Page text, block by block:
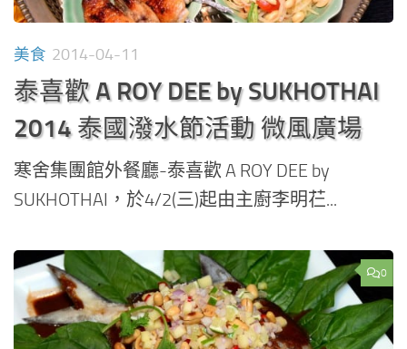
美食 2014-04-11
泰喜歡 A ROY DEE by SUKHOTHAI
2014 泰國潑水節活動 微風廣場
寒舍集團館外餐廳-泰喜歡 A ROY DEE by
SUKHOTHAI，於4/2(三)起由主廚李明芢...
0